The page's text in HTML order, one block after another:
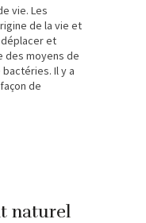
vie. Les
de la vie et
et
des moyens de
Il y a
de
naturel